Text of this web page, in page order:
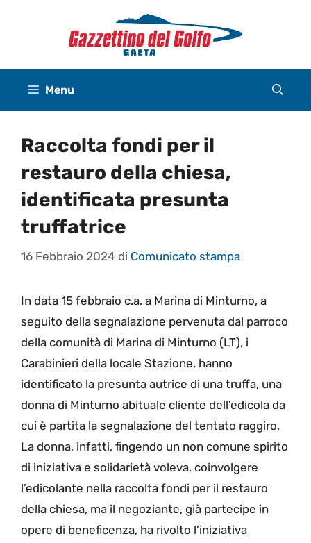
Menu
Raccolta fondi per il
restauro della chiesa,
identificata presunta
truffatrice
16 Febbraio 2024 di Comunicato stampa
In data 15 febbraio c.a. a Marina di Minturno, a
seguito della segnalazione pervenuta dal parroco
della comunità di Marina di Minturno (LT), i
Carabinieri della locale Stazione, hanno
identificato la presunta autrice di una truffa, una
donna di Minturno abituale cliente dell’edicola da
cui è partita la segnalazione del tentato raggiro.
La donna, infatti, fingendo un non comune spirito
di iniziativa e solidarietà voleva, coinvolgere
l’edicolante nella raccolta fondi per il restauro
della chiesa, ma il negoziante, già partecipe in
opere di beneficenza, ha rivolto l’iniziativa